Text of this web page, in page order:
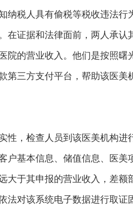
纳税人具有偷税等税收违法行
在证据和法律面前，两人承认
院的营业收入。他们是按照曙
第三方支付平台，帮助该医美
性，检查人员到该医美机构进
户基本信息、储值信息、医美
大于其申报的营业收入，差额
对该系统电子数据进行取证